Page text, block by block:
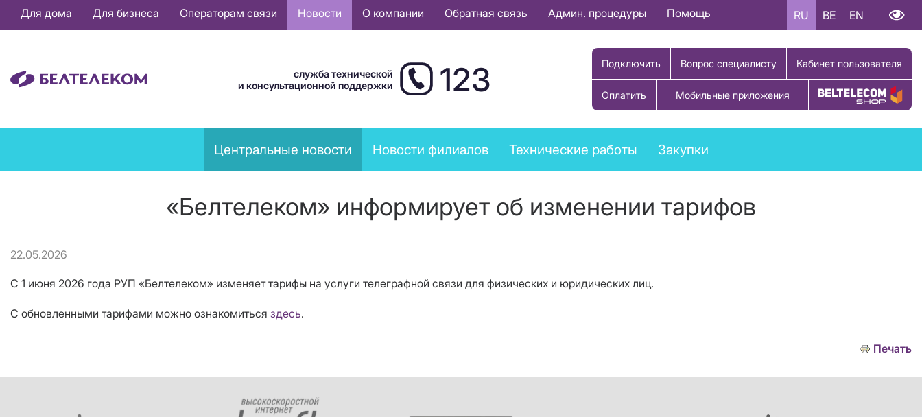
Основная
навигация
Для дома Для бизнеса Операторам связи Новости О компании Обратная связь Админ. процедуры Помощь RU BE EN
служба технической
и консультационной поддержки
123 Подключить Вопрос специалисту Кабинет пользователя
Оплатить Мобильные приложения Купить товар
News
menu
Центральные новости Новости филиалов Технические работы Закупки
«Белтелеком» информирует об изменении тарифов
22.05.2026
С 1 июня 2026 года РУП «Белтелеком» изменяет тарифы на услуги телеграфной связи для физических и юридических лиц.
С обновленными тарифами можно ознакомиться здесь.
Печать